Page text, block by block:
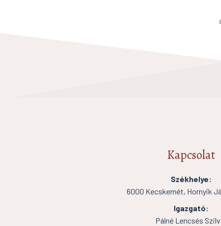
Kapcsolat
Székhelye:
6000 Kecskemét, Hornyik
Igazgató:
Pálné Lencsés